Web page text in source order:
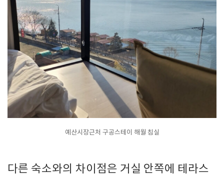
예산시장근처 구공스테이 해월 침실
다른 숙소와의 차이점은 거실 안쪽에 테라스